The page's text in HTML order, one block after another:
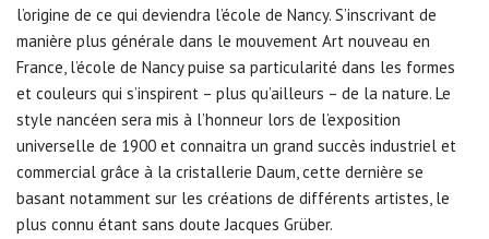
l’origine de ce qui deviendra l’école de Nancy. S’inscrivant de
manière plus générale dans le mouvement Art nouveau en
France, l’école de Nancy puise sa particularité dans les formes
et couleurs qui s’inspirent – plus qu’ailleurs – de la nature. Le
style nancéen sera mis à l’honneur lors de l’exposition
universelle de 1900 et connaitra un grand succès industriel et
commercial grâce à la cristallerie Daum, cette dernière se
basant notamment sur les créations de différents artistes, le
plus connu étant sans doute Jacques Grüber.